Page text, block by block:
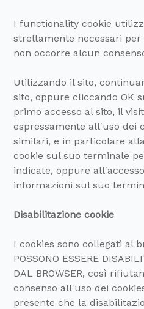
I functionality cookie
strettamente necessari
non occorre alcun
Utilizzando il sito,
sito, oppure cliccando OK
primo accesso al sito, il
espressamente all'uso dei
similari, e in particolare
cookie sul suo terminale
indicate, oppure
informazioni sul suo
Disabilitazione cookie
I cookies sono collegati al
POSSONO ESSERE
DAL BROWSER, così
consenso all'uso dei
presente che la